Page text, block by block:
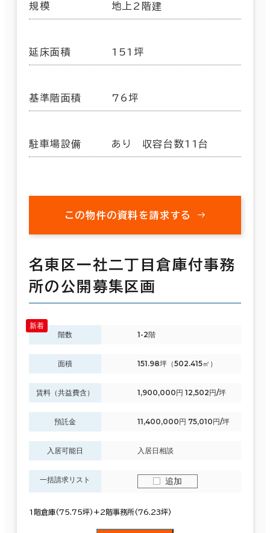
規模 地上2階建
延床面積 151坪
基準階面積 76坪
駐車場設備 あり 収容台数11台
この物件の資料を請求する
名東区一社二丁目倉庫付事務
所の公開募集区画
階数 1-2階
面積 151.98坪（502.415㎡）
賃料（共益費含） 1,900,000円 12,502円/坪
預託金 11,400,000円 75,010円/坪
入居可能日 入居日相談
一括請求リスト 追加
1階倉庫(75.75坪)+2階事務所(76.23坪)